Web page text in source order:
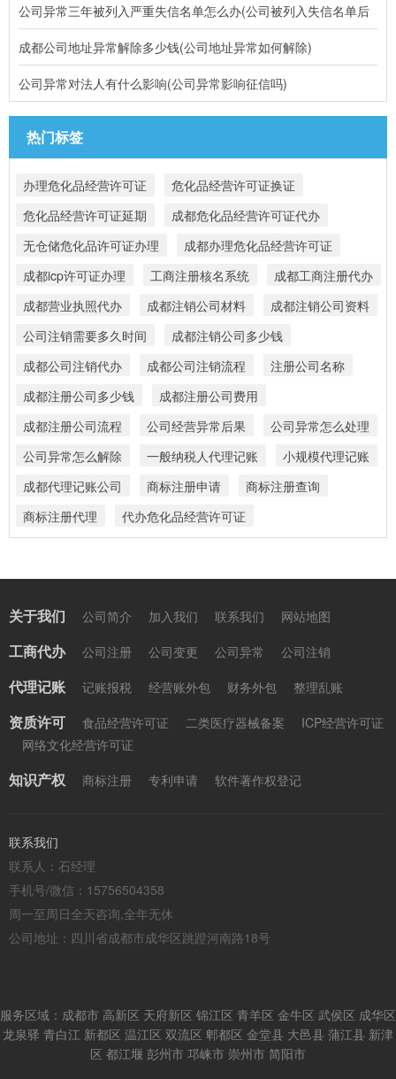
公司异常三年被列入严重失信名单怎么办(公司被列入失信名单后
成都公司地址异常解除多少钱(公司地址异常如何解除)
公司异常对法人有什么影响(公司异常影响征信吗)
热门标签
办理危化品经营许可证
危化品经营许可证换证
危化品经营许可证延期
成都危化品经营许可证代办
无仓储危化品许可证办理
成都办理危化品经营许可证
成都icp许可证办理
工商注册核名系统
成都工商注册代办
成都营业执照代办
成都注销公司材料
成都注销公司资料
公司注销需要多久时间
成都注销公司多少钱
成都公司注销代办
成都公司注销流程
注册公司名称
成都注册公司多少钱
成都注册公司费用
成都注册公司流程
公司经营异常后果
公司异常怎么处理
公司异常怎么解除
一般纳税人代理记账
小规模代理记账
成都代理记账公司
商标注册申请
商标注册查询
商标注册代理
代办危化品经营许可证
关于我们 公司简介 加入我们 联系我们 网站地图
工商代办 公司注册 公司变更 公司异常 公司注销
代理记账 记账报税 经营账外包 财务外包 整理乱账
资质许可 食品经营许可证 二类医疗器械备案
ICP经营许可证
网络文化经营许可证
知识产权 商标注册 专利申请 软件著作权登记
联系我们
联系人：石经理
手机号/微信：15756504358
周一至周日全天咨询,全年无休
公司地址：四川省成都市成华区跳蹬河南路18号
服务区域：成都市 高新区 天府新区 锦江区 青羊区 金牛区 武侯区 成华区
龙泉驿 青白江 新都区 温江区 双流区 郫都区 金堂县 大邑县 蒲江县 新津
区 都江堰 彭州市 邛崃市 崇州市 简阳市